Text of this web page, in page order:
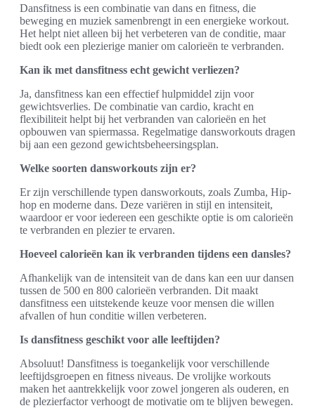
Dansfitness is een combinatie van dans en fitness, die
beweging en muziek samenbrengt in een energieke workout.
Het helpt niet alleen bij het verbeteren van de conditie, maar
biedt ook een plezierige manier om calorieën te verbranden.
Kan ik met dansfitness echt gewicht verliezen?
Ja, dansfitness kan een effectief hulpmiddel zijn voor
gewichtsverlies. De combinatie van cardio, kracht en
flexibiliteit helpt bij het verbranden van calorieën en het
opbouwen van spiermassa. Regelmatige dansworkouts dragen
bij aan een gezond gewichtsbeheersingsplan.
Welke soorten dansworkouts zijn er?
Er zijn verschillende typen dansworkouts, zoals Zumba, Hip-
hop en moderne dans. Deze variëren in stijl en intensiteit,
waardoor er voor iedereen een geschikte optie is om calorieën
te verbranden en plezier te ervaren.
Hoeveel calorieën kan ik verbranden tijdens een dansles?
Afhankelijk van de intensiteit van de dans kan een uur dansen
tussen de 500 en 800 calorieën verbranden. Dit maakt
dansfitness een uitstekende keuze voor mensen die willen
afvallen of hun conditie willen verbeteren.
Is dansfitness geschikt voor alle leeftijden?
Absoluut! Dansfitness is toegankelijk voor verschillende
leeftijdsgroepen en fitness niveaus. De vrolijke workouts
maken het aantrekkelijk voor zowel jongeren als ouderen, en
de plezierfactor verhoogt de motivatie om te blijven bewegen.